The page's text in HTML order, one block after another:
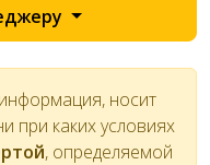
носит
при каких условиях
, определяемой